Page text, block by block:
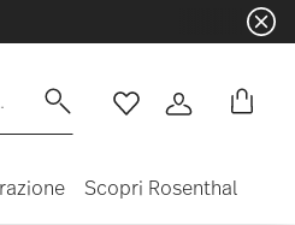
Lista desideri
Accedi
Scopri Rosenthal